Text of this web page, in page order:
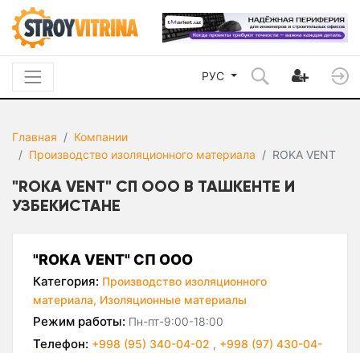
РУС
Главная
Компании
Производство изоляционного материала
ROKA VENT
"ROKA VENT" СП ООО В ТАШКЕНТЕ И
УЗБЕКИСТАНЕ
"ROKA VENT" СП ООО
Категория: Производство изоляционного
материала, Изоляционные материалы
Режим работы: Пн-пт-9:00-18:00
Телефон: +998 (95) 340-04-02 , +998 (97) 430-04-